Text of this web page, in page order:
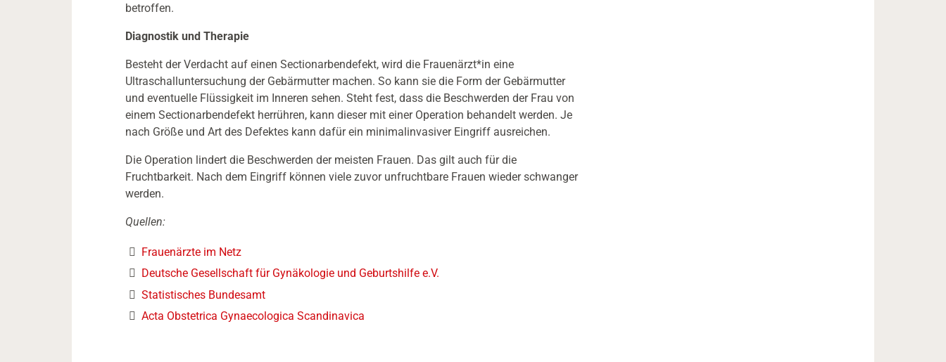
betroffen.
Diagnostik und Therapie
Besteht der Verdacht auf einen Sectionarbendefekt, wird die Frauenärzt*in eine
Ultraschalluntersuchung der Gebärmutter machen. So kann sie die Form der Gebärmutter
und eventuelle Flüssigkeit im Inneren sehen. Steht fest, dass die Beschwerden der Frau von
einem Sectionarbendefekt herrühren, kann dieser mit einer Operation behandelt werden. Je
nach Größe und Art des Defektes kann dafür ein minimalinvasiver Eingriff ausreichen.
Die Operation lindert die Beschwerden der meisten Frauen. Das gilt auch für die
Fruchtbarkeit. Nach dem Eingriff können viele zuvor unfruchtbare Frauen wieder schwanger
werden.
Quellen:
Frauenärzte im Netz
Deutsche Gesellschaft für Gynäkologie und Geburtshilfe e.V.
Statistisches Bundesamt
Acta Obstetrica Gynaecologica Scandinavica